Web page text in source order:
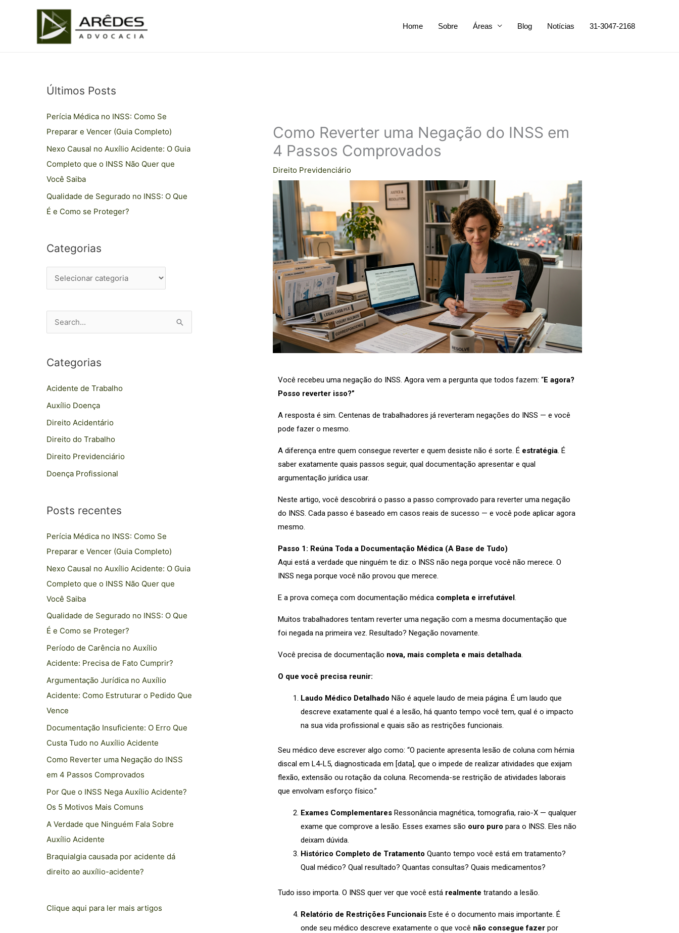
Home Sobre Áreas Blog Notícias 31-3047-2168
Últimos Posts
Perícia Médica no INSS: Como Se
Preparar e Vencer (Guia Completo)
Nexo Causal no Auxílio Acidente: O Guia
Completo que o INSS Não Quer que
Você Saiba
Qualidade de Segurado no INSS: O Que
É e Como se Proteger?
Categorias
C
t
e
g
o
r
i
a
q
u
r
p
o
:
Categorias
Acidente de Trabalho
Auxílio Doença
Direito Acidentário
Direito do Trabalho
Direito Previdenciário
Doença Profissional
Posts recentes
Perícia Médica no INSS: Como Se
Preparar e Vencer (Guia Completo)
Nexo Causal no Auxílio Acidente: O Guia
Completo que o INSS Não Quer que
Você Saiba
Qualidade de Segurado no INSS: O Que
É e Como se Proteger?
Período de Carência no Auxílio
Acidente: Precisa de Fato Cumprir?
Argumentação Jurídica no Auxílio
Acidente: Como Estruturar o Pedido Que
Vence
Documentação Insuficiente: O Erro Que
Custa Tudo no Auxílio Acidente
Como Reverter uma Negação do INSS
em 4 Passos Comprovados
Por Que o INSS Nega Auxílio Acidente?
Os 5 Motivos Mais Comuns
A Verdade que Ninguém Fala Sobre
Auxílio Acidente
Braquialgia causada por acidente dá
direito ao auxílio-acidente?
Clique aqui para ler mais artigos
Como Reverter uma Negação do INSS em
4 Passos Comprovados
Direito Previdenciário
Você recebeu uma negação do INSS. Agora vem a pergunta que todos fazem: “E agora?
Posso reverter isso?”
A resposta é sim. Centenas de trabalhadores já reverteram negações do INSS — e você
pode fazer o mesmo.
A diferença entre quem consegue reverter e quem desiste não é sorte. É estratégia. É
saber exatamente quais passos seguir, qual documentação apresentar e qual
argumentação jurídica usar.
Neste artigo, você descobrirá o passo a passo comprovado para reverter uma negação
do INSS. Cada passo é baseado em casos reais de sucesso — e você pode aplicar agora
mesmo.
Passo 1: Reúna Toda a Documentação Médica (A Base de Tudo)
Aqui está a verdade que ninguém te diz: o INSS não nega porque você não merece. O
INSS nega porque você não provou que merece.
E a prova começa com documentação médica completa e irrefutável.
Muitos trabalhadores tentam reverter uma negação com a mesma documentação que
foi negada na primeira vez. Resultado? Negação novamente.
Você precisa de documentação nova, mais completa e mais detalhada.
O que você precisa reunir:
Laudo Médico Detalhado Não é aquele laudo de meia página. É um laudo que
descreve exatamente qual é a lesão, há quanto tempo você tem, qual é o impacto
na sua vida profissional e quais são as restrições funcionais.
Seu médico deve escrever algo como: “O paciente apresenta lesão de coluna com hérnia
discal em L4-L5, diagnosticada em [data], que o impede de realizar atividades que exijam
flexão, extensão ou rotação da coluna. Recomenda-se restrição de atividades laborais
que envolvam esforço físico.”
Exames Complementares Ressonância magnética, tomografia, raio-X — qualquer
exame que comprove a lesão. Esses exames são ouro puro para o INSS. Eles não
deixam dúvida.
Histórico Completo de Tratamento Quanto tempo você está em tratamento?
Qual médico? Qual resultado? Quantas consultas? Quais medicamentos?
Tudo isso importa. O INSS quer ver que você está realmente tratando a lesão.
Relatório de Restrições Funcionais Este é o documento mais importante. É
onde seu médico descreve exatamente o que você não consegue fazer por